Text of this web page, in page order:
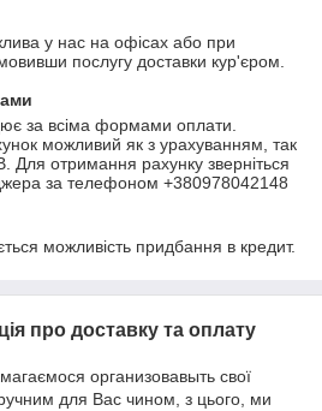
у нас на офісах або при
послугу доставки кур'єром.
за всіма формами оплати.
можливий як з урахуванням, так
Для отримання рахунку зверніться
за телефоном +380978042148
можливість придбання в кредит.
про доставку та оплату
организовавыть свої
для Вас чином, з цього, ми